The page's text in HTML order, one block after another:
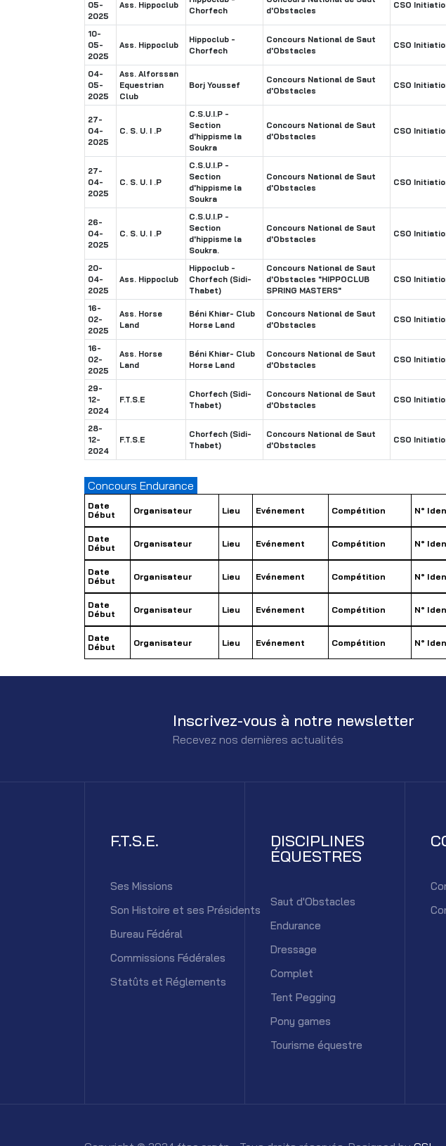
05-
2025
Ass. Hippoclub
Chorfech
d'Obstacles
CSO
10-
05-
2025
Ass. Hippoclub
Hippoclub -
Chorfech
Concours National de Saut
d'Obstacles
CSO
04-
05-
2025
Ass. Alforssan
Equestrian
Club
Borj Youssef
Concours National de Saut
d'Obstacles
CSO
27-
04-
2025
C. S. U. I .P
C.S.U.I.P -
Section
d'hippisme la
Soukra
Concours National de Saut
d'Obstacles
CSO
27-
04-
2025
C. S. U. I .P
C.S.U.I.P -
Section
d'hippisme la
Soukra
Concours National de Saut
d'Obstacles
CSO
26-
04-
2025
C. S. U. I .P
C.S.U.I.P -
Section
d'hippisme la
Soukra.
Concours National de Saut
d'Obstacles
CSO
20-
04-
2025
Ass. Hippoclub
Hippoclub -
Chorfech (Sidi-
Thabet)
Concours National de Saut
d'Obstacles "HIPPOCLUB
SPRING MASTERS"
CSO
16-
02-
2025
Ass. Horse
Land
Béni Khiar- Club
Horse Land
Concours National de Saut
d'Obstacles
CSO
16-
02-
2025
Ass. Horse
Land
Béni Khiar- Club
Horse Land
Concours National de Saut
d'Obstacles
CSO
29-
12-
2024
F.T.S.E
Chorfech (Sidi-
Thabet)
Concours National de Saut
d'Obstacles
CSO
28-
12-
2024
F.T.S.E
Chorfech (Sidi-
Thabet)
Concours National de Saut
d'Obstacles
CSO
Concours Endurance
Date
Début
Organisateur Lieu Evénement Compétition N°
Date
Début
Organisateur Lieu Evénement Compétition N°
Date
Début
Organisateur Lieu Evénement Compétition N°
Date
Début
Organisateur Lieu Evénement Compétition N°
Date
Début
Organisateur Lieu Evénement Compétition N°
Inscrivez-vous à notre newsletter
Recevez nos dernières actualités
F.T.S.E.
Ses Missions
Son Histoire et ses Présidents
Bureau Fédéral
Commissions Fédérales
Statûts et Réglements
DISCIPLINES
ÉQUESTRES
Saut d'Obstacles
Endurance
Dressage
Complet
Tent Pegging
Pony games
Tourisme équestre